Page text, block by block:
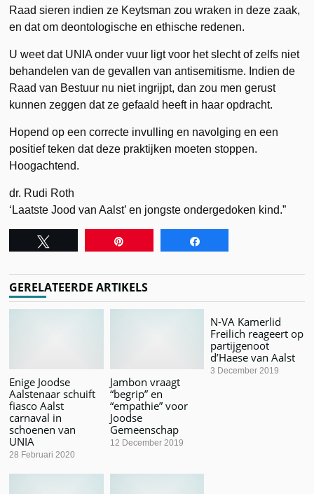
Raad sieren indien ze Keytsman zou wraken in deze zaak,
en dat om deontologische en ethische redenen.
U weet dat UNIA onder vuur ligt voor het slecht of zelfs niet
behandelen van de gevallen van antisemitisme. Indien de
Raad van Bestuur nu niet ingrijpt, dan zou men gerust
kunnen zeggen dat ze gefaald heeft in haar opdracht.
Hopend op een correcte invulling en navolging en een
positief teken dat deze praktijken moeten stoppen.
Hoogachtend.
dr. Rudi Roth
‘Laatste Jood van Aalst’ en jongste ondergedoken kind.”
GERELATEERDE ARTIKELS
Enige Joodse
Aalstenaar schuift
fiasco Aalst
carnaval in
schoenen van
UNIA
28 Februari 2020
Jambon vraagt
“begrip” en
“empathie” voor
Joodse
Gemeenschap
12 December 2019
N-VA Kamerlid
Freilich reageert op
partijgenoot
d’Haese van Aalst
3 December 2019